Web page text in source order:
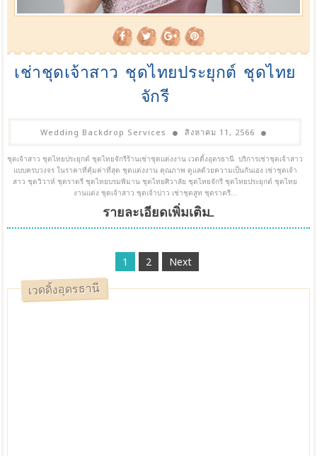
เช่าชุดเจ้าสาว ชุดไทยประยุกต์ ชุดไทย
จักรี
Wedding Backdrop Services สิงหาคม 11, 2566
ชุดเจ้าสาว ชุดไทยประยุกต์ ชุดไทยจักรีร้านเช่าชุดแต่งงาน เวดดิ้งอุดรธานี บริการเช่าชุดเจ้าสาว
แบบครบวงจร ในราคาที่คุ้มค่าที่สุด ชุดแต่งงาน คุณภาพ ดูแลด้วยความเป็นกันเอง เช่าชุดเจ้า
สาว ชุดวิวาห์ ชุดราตรี ชุดไทยบรมพิมาน ชุดไทยศิวาลัย ชุดไทยจักรี ชุดไทยประยุกต์ ชุดไทย
งานแต่ง ชุดเจ้าสาว ชุดเจ้าบ่าว เช่าชุดสูท ชุดราตรี...
รายละเอียดเพิ่มเติม...
1 2 Next
เวดดิ้งอุดรธานี